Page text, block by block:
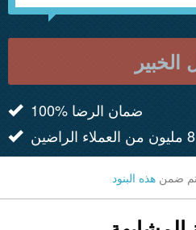
الخبير
100% ضمان الرضا
ضمن هذه البنود